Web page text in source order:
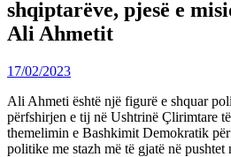
shqiptarëve, pjesë e
Ali Ahmetit
17/02/2023
Ali Ahmeti është një figurë e shquar
përfshirjen e tij në Ushtrinë Çlirimtare
themelimin e Bashkimit Demokratik
politike me stazh më të gjatë në